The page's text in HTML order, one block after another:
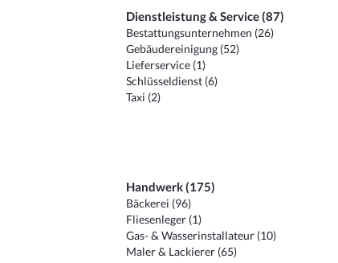
Dienstleistung & Service (87)
Bestattungsunternehmen (26)
Gebäudereinigung (52)
Lieferservice (1)
Schlüsseldienst (6)
Taxi (2)
Handwerk (175)
Bäckerei (96)
Fliesenleger (1)
Gas- & Wasserinstallateur (10)
Maler & Lackierer (65)